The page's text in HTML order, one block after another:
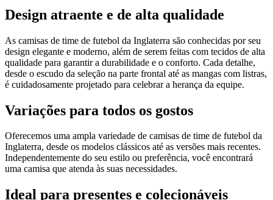
Design atraente e de alta qualidade
As camisas de time de futebol da Inglaterra são conhecidas por seu
design elegante e moderno, além de serem feitas com tecidos de alta
qualidade para garantir a durabilidade e o conforto. Cada detalhe,
desde o escudo da seleção na parte frontal até as mangas com listras,
é cuidadosamente projetado para celebrar a herança da equipe.
Variações para todos os gostos
Oferecemos uma ampla variedade de camisas de time de futebol da
Inglaterra, desde os modelos clássicos até as versões mais recentes.
Independentemente do seu estilo ou preferência, você encontrará
uma camisa que atenda às suas necessidades.
Ideal para presentes e colecionáveis